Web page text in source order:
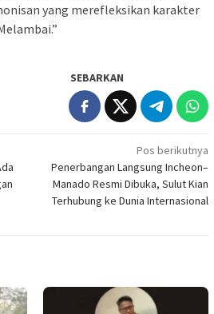
yang merefleksikan karakter
SEBARKAN
Pos berikutnya
Penerbangan Langsung Incheon–
Manado Resmi Dibuka, Sulut Kian
Terhubung ke Dunia Internasional